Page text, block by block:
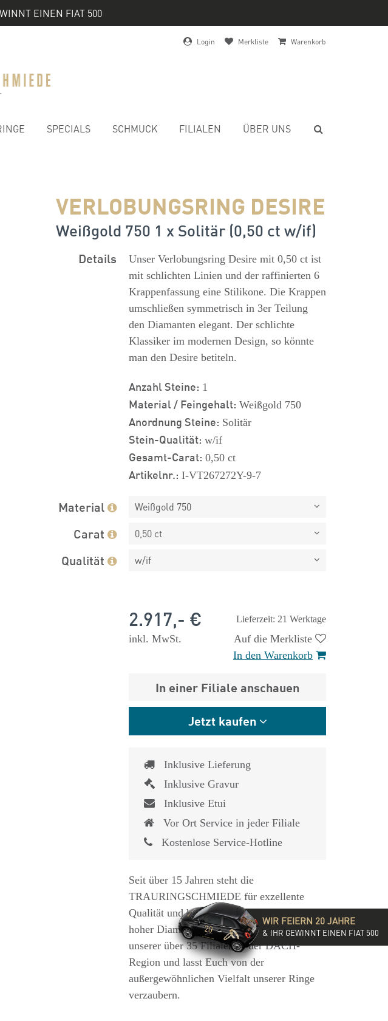
EINEN FIAT 500
Login Merkliste Warenkorb
SPECIALS SCHMUCK FILIALEN ÜBER UNS
VERLOBUNGSRING DESIRE
Weißgold 750 1 x Solitär (0,50 ct w/if)
1.825,- €
Details
Unser Verlobungsring Desire mit 0,50 ct ist
mit schlichten Linien und der raffinierten 6
Krappenfassung eine Stilikone. Die Krappen
umschließen symmetrisch in 3er Teilung
den Diamanten elegant. Der schlichte
Klassiker im modernen Design, so könnte
man den Desire betiteln.
Anzahl Steine: 1
Material / Feingehalt: Weißgold 750
Anordnung Steine: Solitär
Stein-Qualität: w/if
Gesamt-Carat: 0,50 ct
Artikelnr.: I-VT267272Y-9-7
Material Weißgold 750
Carat 0,50 ct
Qualität w/if
Lieferzeit: 21 Werktage
2.917,- €
inkl. MwSt.
Auf die Merkliste
In den Warenkorb
In einer Filiale anschauen
Jetzt kaufen
Inklusive Lieferung
Inklusive Gravur
Inklusive Etui
Vor Ort Service in jeder Filiale
Kostenlose Service-Hotline
Seit über 15 Jahren steht die
TRAURINGSCHMIEDE für exzellente
Qualität und hochwertige Beratung mit
hoher Diamantkompetenz. Besucht eine
unserer über 35 Filialen in der DACH-
Region und lasst Euch von der
außergewöhnlichen Vielfalt unserer Ringe
verzaubern.
WIR FEIERN 20 JAHRE
& IHR GEWINNT EINEN FIAT 500